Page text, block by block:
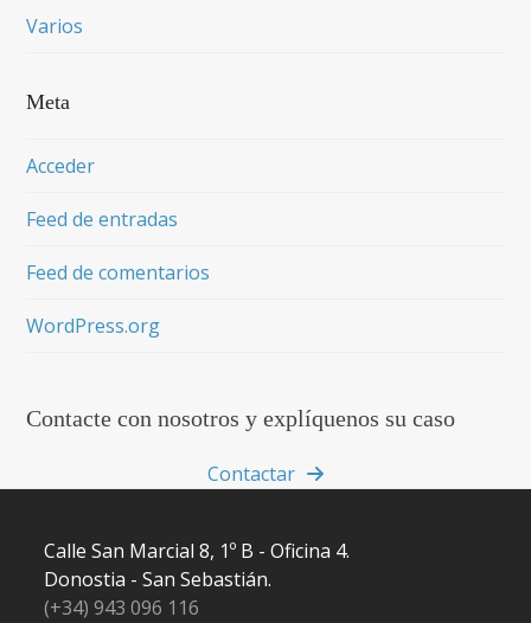
Varios
Meta
Acceder
Feed de entradas
Feed de comentarios
WordPress.org
Contacte con nosotros y explíquenos su caso
Contactar
Calle San Marcial 8, 1º B - Oficina 4.
Donostia - San Sebastián.
(+34) 943 096 116